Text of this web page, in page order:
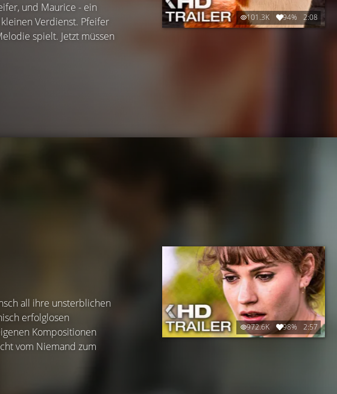
und Maurice - ein
Verdienst. Pfeifer
spielt. Jetzt müssen
101.3K 94% 2:08
all ihre unsterblichen
erfolglosen
Kompositionen
vom Niemand zum
972.6K 98% 2:57